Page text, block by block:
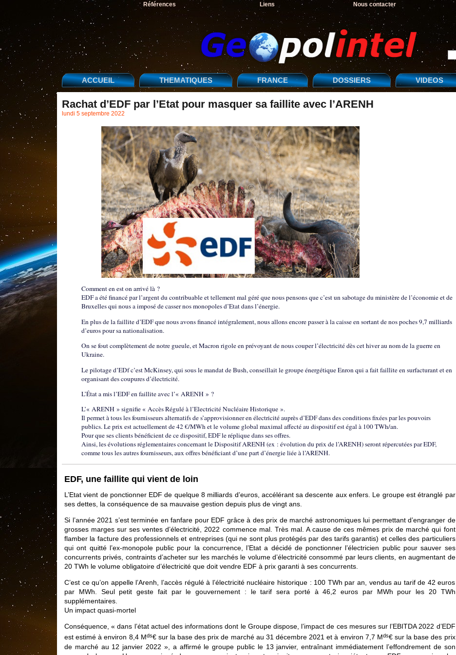
Références Liens Nous contacter
ACCUEIL THEMATIQUES FRANCE DOSSIERS VIDEOS
Rachat d’EDF par l’Etat pour masquer sa faillite avec l’ARENH
lundi 5 septembre 2022
Comment en est on arrivé là ?
EDF a été financé par l’argent du contribuable et tellement mal géré que nous pensons que c’est un sabotage du ministère de l’économie et de
Bruxelles qui nous a imposé de casser nos monopoles d’Etat dans l’énergie.
En plus de la faillite d’EDF que nous avons financé intégralement, nous allons encore passer à la caisse en sortant de nos poches 9,7 milliards
d’euros pour sa nationalisation.
On se fout complètement de notre gueule, et Macron rigole en prévoyant de nous couper l’électricité dès cet hiver au nom de la guerre en
Ukraine.
Le pilotage d’EDf c’est McKinsey, qui sous le mandat de Bush, conseillait le groupe énergétique Enron qui a fait faillite en surfacturant et en
organisant des coupures d’électricité.
L’État a mis l’EDF en faillite avec l’« ARENH » ?
L’« ARENH » signifie « Accès Régulé à l’Electricité Nucléaire Historique ».
Il permet à tous les fournisseurs alternatifs de s’approvisionner en électricité auprès d’EDF dans des conditions fixées par les pouvoirs
publics. Le prix est actuellement de 42 €/MWh et le volume global maximal affecté au dispositif est égal à 100 TWh/an.
Pour que ses clients bénéficient de ce dispositif, EDF le réplique dans ses offres.
Ainsi, les évolutions réglementaires concernant le Dispositif ARENH (ex : évolution du prix de l’ARENH) seront répercutées par EDF,
comme tous les autres fournisseurs, aux offres bénéficiant d’une part d’énergie liée à l’ARENH.
EDF, une faillite qui vient de loin
L’Etat vient de ponctionner EDF de quelque 8 milliards d’euros, accélérant sa descente aux enfers. Le groupe est étranglé par
ses dettes, la conséquence de sa mauvaise gestion depuis plus de vingt ans.
Si l’année 2021 s’est terminée en fanfare pour EDF grâce à des prix de marché astronomiques lui permettant d’engranger de
grosses marges sur ses ventes d’électricité, 2022 commence mal. Très mal. A cause de ces mêmes prix de marché qui font
flamber la facture des professionnels et entreprises (qui ne sont plus protégés par des tarifs garantis) et celles des particuliers
qui ont quitté l’ex-monopole public pour la concurrence, l’Etat a décidé de ponctionner l’électricien public pour sauver ses
concurrents privés, contraints d’acheter sur les marchés le volume d’électricité consommé par leurs clients, en augmentant de
20 TWh le volume obligatoire d’électricité que doit vendre EDF à prix garanti à ses concurrents.
C’est ce qu’on appelle l’Arenh, l’accès régulé à l’électricité nucléaire historique : 100 TWh par an, vendus au tarif de 42 euros
par MWh. Seul petit geste fait par le gouvernement : le tarif sera porté à 46,2 euros par MWh pour les 20 TWh
supplémentaires.
Un impact quasi-mortel
Conséquence, « dans l’état actuel des informations dont le Groupe dispose, l’impact de ces mesures sur l’EBITDA 2022 d’EDF
est estimé à environ 8,4 Mds€ sur la base des prix de marché au 31 décembre 2021 et à environ 7,7 Mds€ sur la base des prix
de marché au 12 janvier 2022 », a affirmé le groupe public le 13 janvier, entraînant immédiatement l’effondrement de son